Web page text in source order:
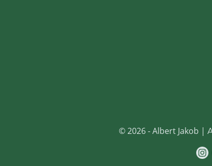
© 2026 - Albert Jakob |